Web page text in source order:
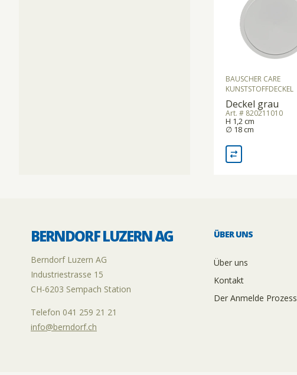
BAUSCHER CARE
KUNSTSTOFFDECKEL
Deckel grau
Art. # 820211010
H 1,2 cm
∅ 18 cm
ÜBER UNS
Über uns
Kontakt
Der Anmelde Prozess
BERNDORF LUZERN AG
Berndorf Luzern AG
Industriestrasse 15
CH-6203 Sempach Station
Telefon 041 259 21 21
info@berndorf.ch